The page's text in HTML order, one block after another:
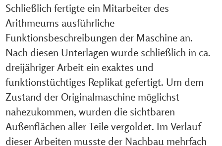
Schließlich fertigte ein Mitarbeiter des
Arithmeums ausführliche
Funktionsbeschreibungen der Maschine an.
Nach diesen Unterlagen wurde schließlich in ca.
dreijähriger Arbeit ein exaktes und
funktionstüchtiges Replikat gefertigt. Um dem
Zustand der Originalmaschine möglichst
nahezukommen, wurden die sichtbaren
Außenflächen aller Teile vergoldet. Im Verlauf
dieser Arbeiten musste der Nachbau mehrfach